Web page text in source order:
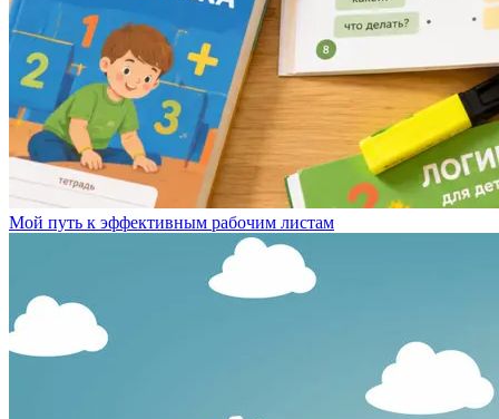
Мой путь к эффективным рабочим листам